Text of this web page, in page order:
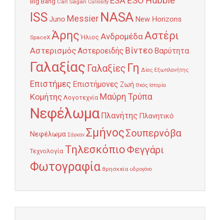
Carl Sagan Curiosity
ISS Juno Messier NASA New Horizons
SpaceX Άρης Ήλιος ΑνδρομέδαΑστέρι
ΑστερισμόςΑστεροειδής Βίντεο Βαρύτητα
Γαλαξίας Γαλαξίες Γη Δίας Εξωπλανήτης
Επιστήμες Επιστήμονες Ζωή Θεός Ιστορία
Κομήτης Λογοτεχνία Μαύρη Τρύπα
Νεφέλωμα Πλανήτης Πλανητικό
Νεφέλωμα Σάγκαν ΣμήνοςΣουπερνόβα
Τεχνολογία Τηλεσκόπιο Φεγγάρι
Φωτογραφία θρησκεία υδρογόνο